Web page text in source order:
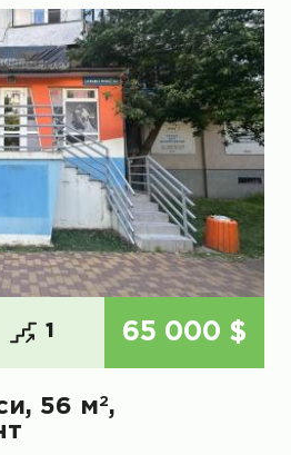
1 65 000 $
56 м2,